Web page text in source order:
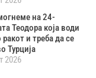
на 24-
Теодора која води
ракот и треба да се
Турција
2026